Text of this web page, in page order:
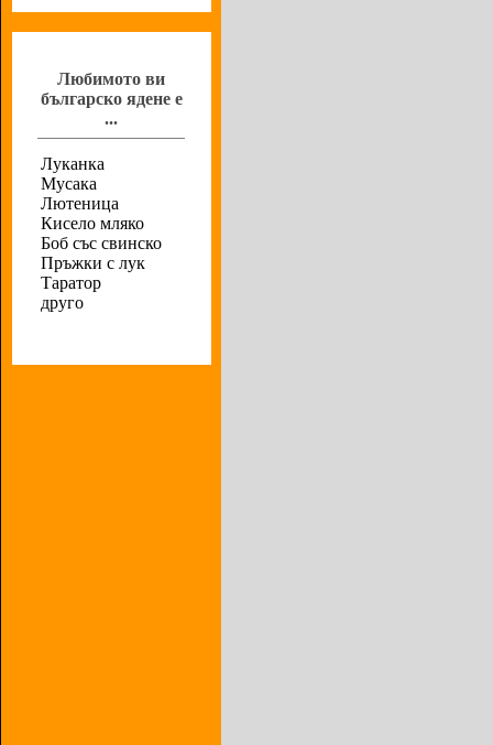
Любимото ви
българско ядене е
...
Луканка
Мусака
Лютеница
Кисело мляко
Боб със свинско
Пръжки с лук
Таратор
друго